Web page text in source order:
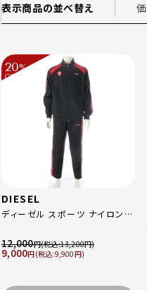
表示商品の並べ替え
20%
OFF
DIESEL
ディーゼル スポーツ ナイロン
ツセットアップ AMST-
SMEETCH-WT09 / AMSB-
12,000円 13,200
9,000円 9,900